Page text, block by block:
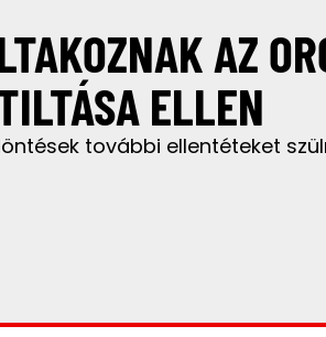
AZ
ELLEN
további ellentéteket